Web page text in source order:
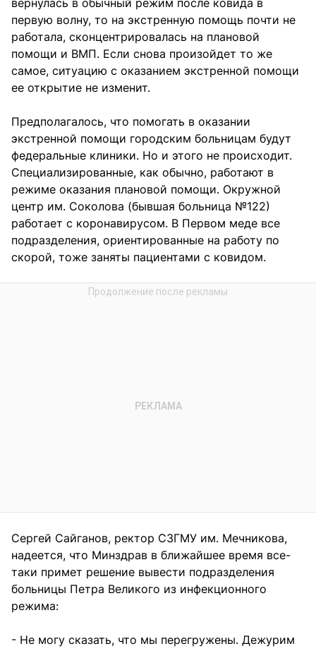
первую волну, то на экстренную помощь почти не
работала, сконцентрировалась на плановой
помощи и ВМП. Если снова произойдет то же
самое, ситуацию с оказанием экстренной помощи
ее открытие не изменит.
Предполагалось, что помогать в оказании
экстренной помощи городским больницам будут
федеральные клиники. Но и этого не происходит.
Специализированные, как обычно, работают в
режиме оказания плановой помощи. Окружной
центр им. Соколова (бывшая больница №122)
работает с коронавирусом. В Первом меде все
подразделения, ориентированные на работу по
скорой, тоже заняты пациентами с ковидом.
Сергей Сайганов, ректор СЗГМУ им. Мечникова,
надеется, что Минздрав в ближайшее время все-
таки примет решение вывести подразделения
больницы Петра Великого из инфекционного
режима:
- Не могу сказать, что мы перегружены. Дежурим